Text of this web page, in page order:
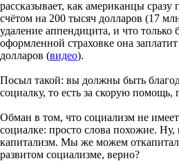
рассказывает, как американцы сразу
счётом на 200 тысяч долларов (17
удаление аппендицита, и что только
оформленной страховке она
долларов (видео).
Посыл такой: вы должны быть
социалку, то есть за скорую
Обман в том, что социализм не
социалке: просто слова похожие. Ну,
капитализм. Мы же можем
развитом социализме, верно?